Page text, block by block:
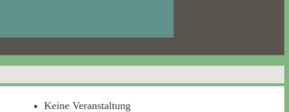
Keine Veranstaltung